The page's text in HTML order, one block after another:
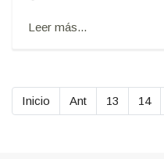
Leer más...
Inicio Ant 13 14